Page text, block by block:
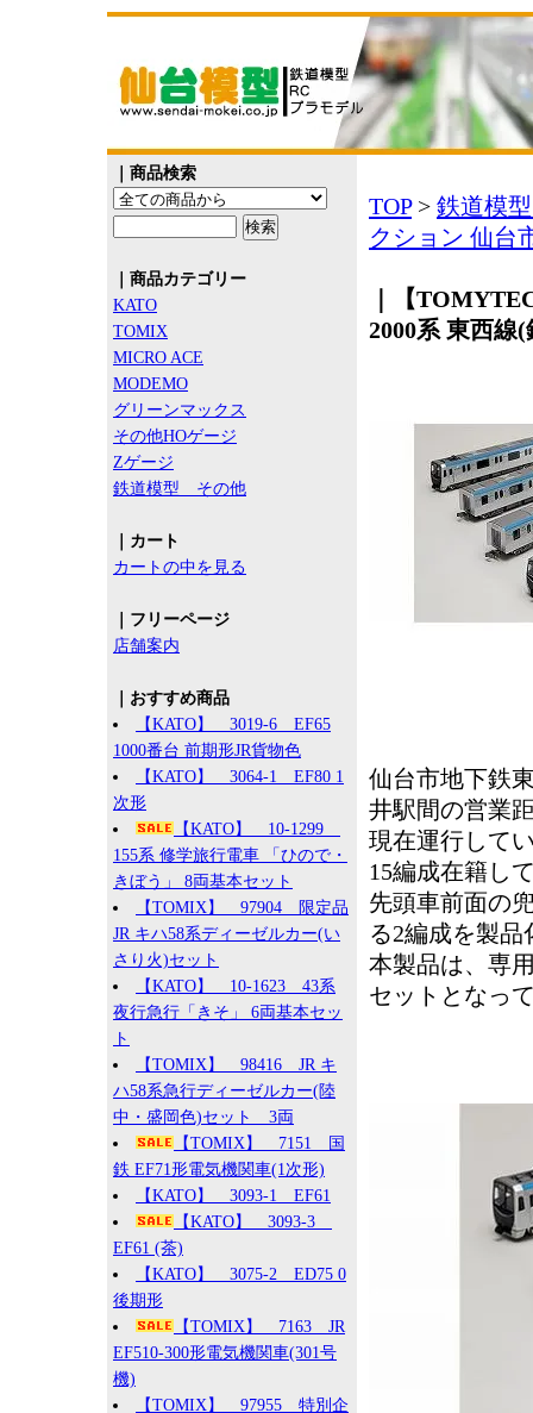
｜商品検索
｜商品カテゴリー
KATO
TOMIX
MICRO ACE
MODEMO
グリーンマックス
その他HOゲージ
Zゲージ
鉄道模型 その他
｜カート
カートの中を見る
｜フリーページ
店舗案内
｜おすすめ商品
【KATO】 3019-6 EF65
1000番台 前期形JR貨物色
【KATO】 3064-1 EF80 1
次形
【KATO】 10-1299
155系 修学旅行電車 「ひので・
きぼう」 8両基本セット
【TOMIX】 97904 限定品
JR キハ58系ディーゼルカー(い
さり火)セット
【KATO】 10-1623 43系
夜行急行「きそ」 6両基本セッ
ト
【TOMIX】 98416 JR キ
ハ58系急行ディーゼルカー(陸
中・盛岡色)セット 3両
【TOMIX】 7151 国
鉄 EF71形電気機関車(1次形)
【KATO】 3093-1 EF61
【KATO】 3093-3
EF61 (茶)
【KATO】 3075-2 ED75 0
後期形
【TOMIX】 7163 JR
EF510-300形電気機関車(301号
機)
【TOMIX】 97955 特別企
TOP> 鉄道模
クション 仙台
｜【
2000系 東西線
仙台市地下鉄
井駅間の営業
現在運行して
15編成在籍し
先頭車前面の
る2編成を製品
本製品は、専
セットとなっ